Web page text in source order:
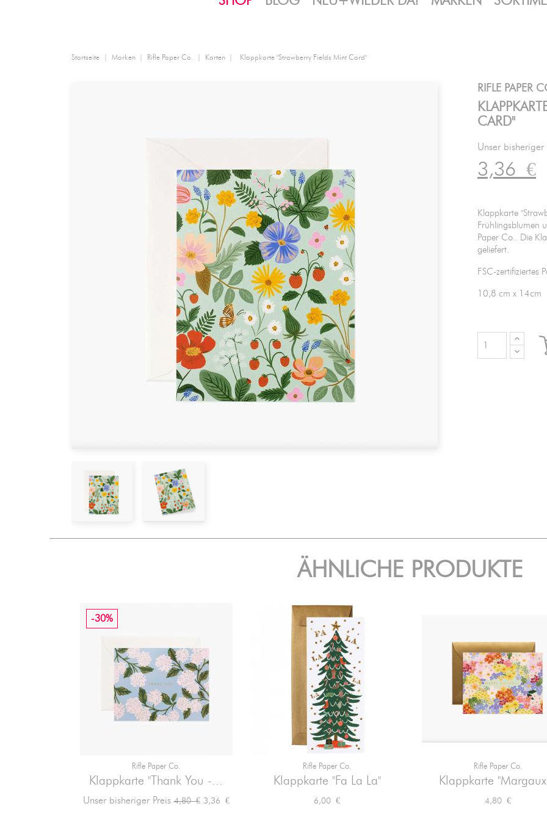
Startseite Marken Rifle Paper Co. Karten Klappkarte "Strawberry Fields Mint Card"
RIFLE PAPER
CARD"
Unser bisheriger
3,36€
Klappkarte
Frühlingsblumen
Paper Co.. Die
geliefert.
FSC-zertifiziertes
10,8 cm x 14cm
ÄHNLICHE PRODUKTE
Rifle Paper Co.
Klappkarte "Thank You -...
Unser bisheriger PreisVerkaufspreis
4,80 €
-30%
Preis
3,36 €
 Vorschau
Rifle Paper Co.
Klappkarte "Fa La La"
Preis
6,00 €
Vorschau
Rifle Paper Co.
Klappkarte
Preis
4,80 €
Vorschau